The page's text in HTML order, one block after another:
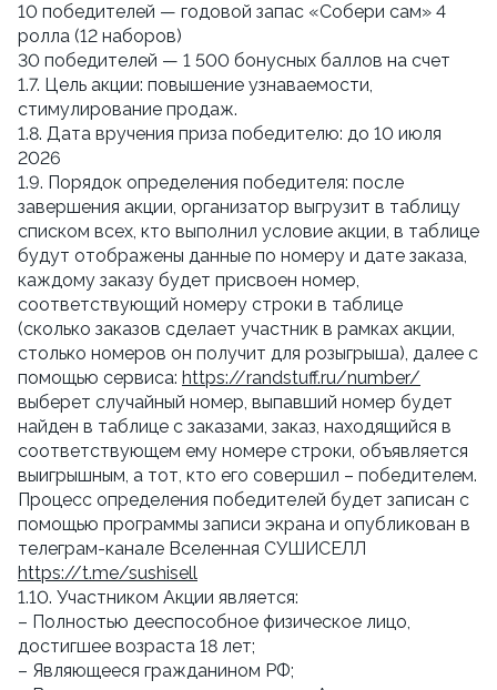
10 победителей — годовой запас «Собери сам» 4
ролла (12 наборов)
30 победителей — 1 500 бонусных баллов на счет
1.7. Цель акции: повышение узнаваемости,
стимулирование продаж.
1.8. Дата вручения приза победителю: до 10 июля
2026
1.9. Порядок определения победителя: после
завершения акции, организатор выгрузит в таблицу
списком всех, кто выполнил условие акции, в таблице
будут отображены данные по номеру и дате заказа,
каждому заказу будет присвоен номер,
соответствующий номеру строки в таблице
(сколько заказов сделает участник в рамках акции,
столько номеров он получит для розыгрыша), далее с
помощью сервиса: https://randstuff.ru/number/
выберет случайный номер, выпавший номер будет
найден в таблице с заказами, заказ, находящийся в
соответствующем ему номере строки, объявляется
выигрышным, а тот, кто его совершил – победителем.
Процесс определения победителей будет записан с
помощью программы записи экрана и опубликован в
https://t.me/sushisell
1.10. Участником Акции является:
– Полностью дееспособное физическое лицо,
достигшее возраста 18 лет;
– Являющееся гражданином РФ;